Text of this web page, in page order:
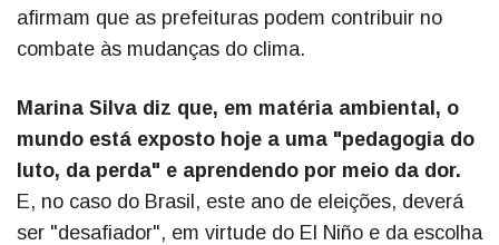
afirmam que as prefeituras podem contribuir no
combate às mudanças do clima.
Marina Silva diz que, em matéria ambiental, o
mundo está exposto hoje a uma "pedagogia do
luto, da perda" e aprendendo por meio da dor.
E, no caso do Brasil, este ano de eleições, deverá
ser "desafiador", em virtude do El Niño e da escolha